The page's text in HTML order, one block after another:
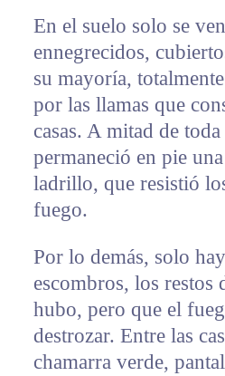
En el suelo solo se
ennegrecidos,
su mayoría,
por las llamas que
casas. A mitad de
permaneció en pie
ladrillo, que resistió
fuego.
Por lo demás, solo
escombros, los restos
hubo, pero que el
destrozar. Entre las
chamarra verde,